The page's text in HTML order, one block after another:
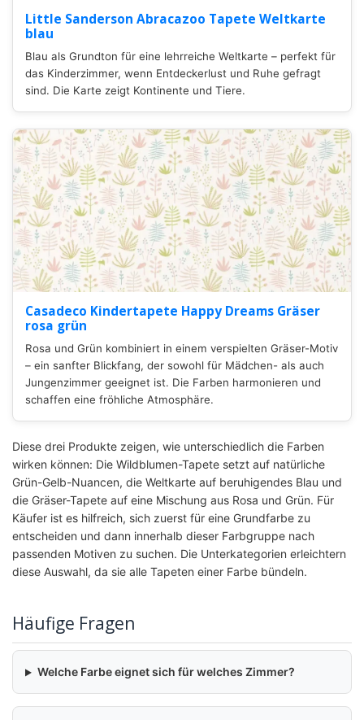
Little Sanderson Abracazoo Tapete Weltkarte
blau
Blau als Grundton für eine lehrreiche Weltkarte – perfekt für
das Kinderzimmer, wenn Entdeckerlust und Ruhe gefragt
sind. Die Karte zeigt Kontinente und Tiere.
Casadeco Kindertapete Happy Dreams Gräser
rosa grün
Rosa und Grün kombiniert in einem verspielten Gräser-Motiv
– ein sanfter Blickfang, der sowohl für Mädchen- als auch
Jungenzimmer geeignet ist. Die Farben harmonieren und
schaffen eine fröhliche Atmosphäre.
Diese drei Produkte zeigen, wie unterschiedlich die Farben
wirken können: Die Wildblumen-Tapete setzt auf natürliche
Grün-Gelb-Nuancen, die Weltkarte auf beruhigendes Blau und
die Gräser-Tapete auf eine Mischung aus Rosa und Grün. Für
Käufer ist es hilfreich, sich zuerst für eine Grundfarbe zu
entscheiden und dann innerhalb dieser Farbgruppe nach
passenden Motiven zu suchen. Die Unterkategorien erleichtern
diese Auswahl, da sie alle Tapeten einer Farbe bündeln.
Häufige Fragen
Welche Farbe eignet sich für welches Zimmer?